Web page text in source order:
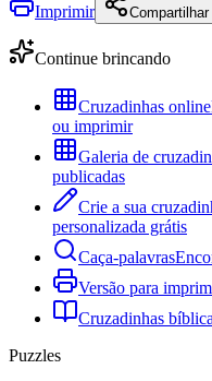
Imprimir Compartilhar
Continue brincando
Cruzadinhas online
ou imprimir
Galeria de
publicadas
Crie a sua
personalizada grátis
Caça-palavras
Versão para
Cruzadinhas
Puzzles